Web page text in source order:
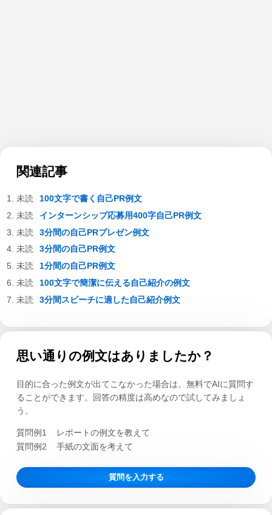
関連記事
100文字で書く自己PR例文
インターンシップ応募用400字自己PR例文
3分間の自己PRプレゼン例文
3分間の自己PR例文
1分間の自己PR例文
100文字で簡潔に伝える自己紹介の例文
3分間スピーチに適した自己紹介例文
思い通りの例文はありましたか？
目的に合った例文が出てこなかった場合は、無料でAIに質問す
ることができます。回答の精度は高めなので試してみましょ
う。
質問例1
レポートの例文を教えて
質問例2
手紙の文面を考えて
質問を入力する